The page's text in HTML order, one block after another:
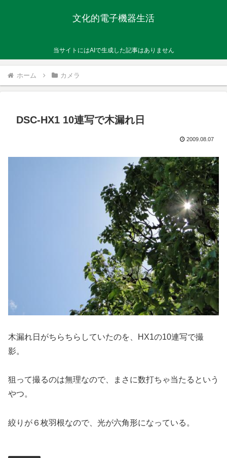
文化的電子機器生活
当サイトにはAIで生成した記事はありません
ホーム カメラ
DSC-HX1 10連写で木漏れ日
2009.08.07
木漏れ日がちらちらしていたのを、HX1の10連写で撮
影。
狙って撮るのは無理なので、まさに数打ちゃ当たるという
やつ。
絞りが６枚羽根なので、光が六角形になっている。